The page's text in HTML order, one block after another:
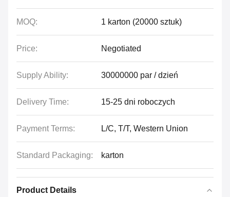
MOQ: 1 karton (20000 sztuk)
Price: Negotiated
Supply Ability: 30000000 par / dzień
Delivery Time: 15-25 dni roboczych
Payment Terms: L/C, T/T, Western Union
Standard Packaging: karton
Product Details